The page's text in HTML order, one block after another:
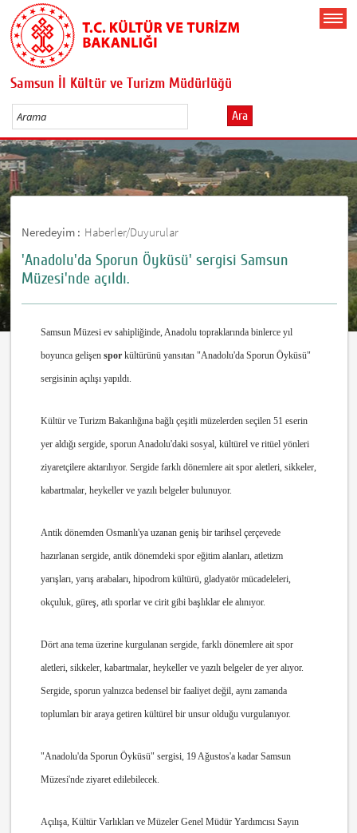
Samsun İl Kültür ve Turizm Müdürlüğü
Ara
Neredeyim : Haberler/Duyurular
'Anadolu'da Sporun Öyküsü' sergisi Samsun
Müzesi'nde açıldı.
Samsun Müzesi ev sahipliğinde, Anadolu topraklarında binlerce yıl
boyunca gelişenspor kültürünü yansıtan "Anadolu'da Sporun Öyküsü"
sergisinin açılışı yapıldı.
Kültür ve Turizm Bakanlığına bağlı çeşitli müzelerden seçilen 51 eserin
yer aldığı sergide, sporun Anadolu'daki sosyal, kültürel ve ritüel yönleri
ziyaretçilere aktarılıyor. Sergide farklı dönemlere ait spor aletleri, sikkeler,
kabartmalar, heykeller ve yazılı belgeler bulunuyor.
Antik dönemden Osmanlı'ya uzanan geniş bir tarihsel çerçevede
hazırlanan sergide, antik dönemdeki spor eğitim alanları, atletizm
yarışları, yarış arabaları, hipodrom kültürü, gladyatör mücadeleleri,
okçuluk, güreş, atlı sporlar ve cirit gibi başlıklar ele alınıyor.
Dört ana tema üzerine kurgulanan sergide, farklı dönemlere ait spor
aletleri, sikkeler, kabartmalar, heykeller ve yazılı belgeler de yer alıyor.
Sergide, sporun yalnızca bedensel bir faaliyet değil, aynı zamanda
toplumları bir araya getiren kültürel bir unsur olduğu vurgulanıyor.
"Anadolu'da Sporun Öyküsü" sergisi, 19 Ağustos'a kadar Samsun
Müzesi'nde ziyaret edilebilecek.
Açılışa, Kültür Varlıkları ve Müzeler Genel Müdür Yardımcısı Sayın